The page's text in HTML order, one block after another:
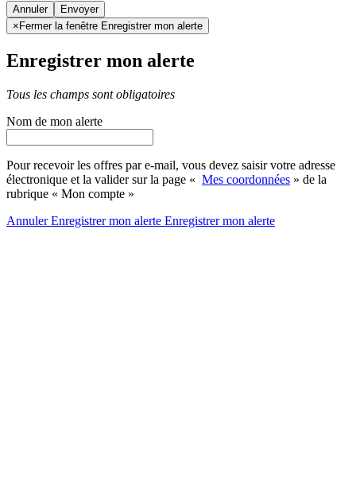
Annuler
× Fermer la fenêtre Enregistrer mon alerte
Enregistrer mon alerte
Tous les champs sont obligatoires
Nom de mon alerte
Pour recevoir les offres par e-mail, vous devez saisir votre adresse
électronique et la valider sur la page « Mes coordonnées » de la
rubrique « Mon compte »
AnnulerEnregistrer mon alerte Enregistrermon alerte